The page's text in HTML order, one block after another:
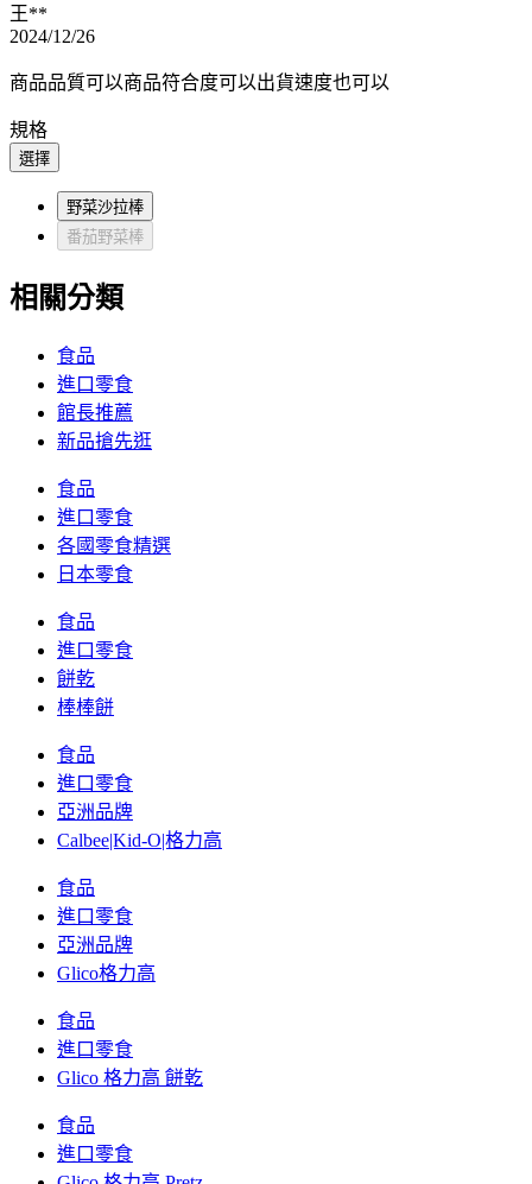
王**
2024/12/26
商品品質可以商品符合度可以出貨速度也可以
規格
選擇
野菜沙拉棒
番茄野菜棒
相關分類
食品
進口零食
館長推薦
新品搶先逛
食品
進口零食
各國零食精選
日本零食
食品
進口零食
餅乾
棒棒餅
食品
進口零食
亞洲品牌
Calbee|Kid-O|格力高
食品
進口零食
亞洲品牌
Glico格力高
食品
進口零食
Glico 格力高 餅乾
食品
進口零食